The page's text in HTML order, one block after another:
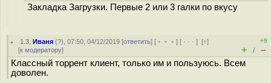
Закладка Загрузки. Первые 2 или 3 галки по вкусу
1.3 ,Иваня (?), 07:50, 04/12/2019 [ответить] [ ﹢﹢﹢] [ · · ·][↑]
[к модератору]
+9
+ / –
Классный торрент клиент, только им и пользуюсь. Всем
доволен.